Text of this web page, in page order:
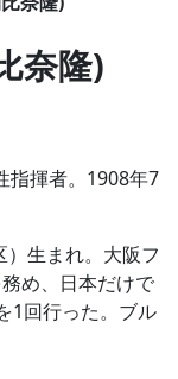
奈隆)
指揮者。1908年7
生まれ。大阪フ
め、日本だけで
1回行った。ブル